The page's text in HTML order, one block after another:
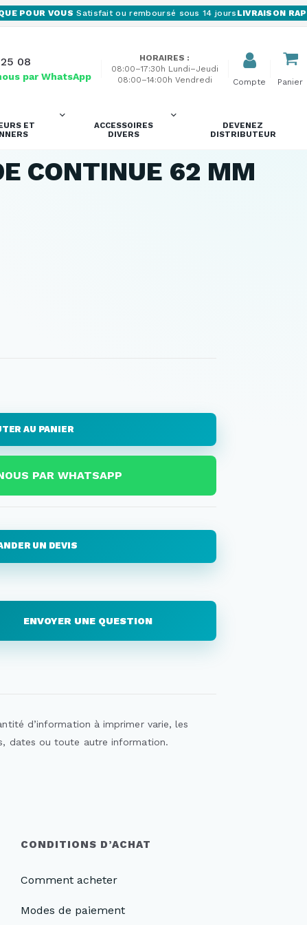
POUR VOUSSatisfait ou remboursé sous 14 joursLIVRAISON
08
par WhatsApp
HORAIRES :
08:00–17:30h Lundi–Jeudi
08:00–14:00h Vendredi
Compte Panier
ET
ACCESSOIRES
DIVERS
DEVENEZ
DISTRIBUTEUR
CONTINUE 62 MM
AU PANIER
PAR WHATSAPP
UN DEVIS
ENVOYER UNE QUESTION
d’information à imprimer varie, les
dates ou toute autre information.
CONDITIONS D’ACHAT
Comment acheter
Modes de paiement